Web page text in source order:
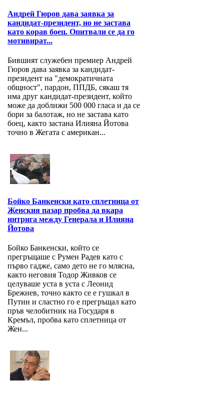
Андрей Гюров дава заявка за
кандидат-президент, но не застава
като корав боец. Опитвали се да го
мотивират...
Бившият служебен премиер Андрей
Гюров дава заявка за кандидат-
президент на "демократичната
общност", пардон, ППДБ, сякаш тя
има друг кандидат-президент, който
може да доближи 500 000 гласа и да се
бори за балотаж, но не застава като
боец, както застана Илияна Йотова
точно в Жегата с американ...
Бойко Банкенски като сплетница от
Женския пазар пробва да вкара
интрига между Генерала и Илияна
Йотова
Бойко Банкенски, който се
прегръщаше с Румен Радев като с
първо гадже, само дето не го млясна,
както неговия Тодор Живков се
целуваше уста в уста с Леонид
Брежнев, точно както се е гушкал в
Путин и сластно го е прегръщал като
пръв челобитник на Государя в
Кремъл, пробва като сплетница от
Жен...